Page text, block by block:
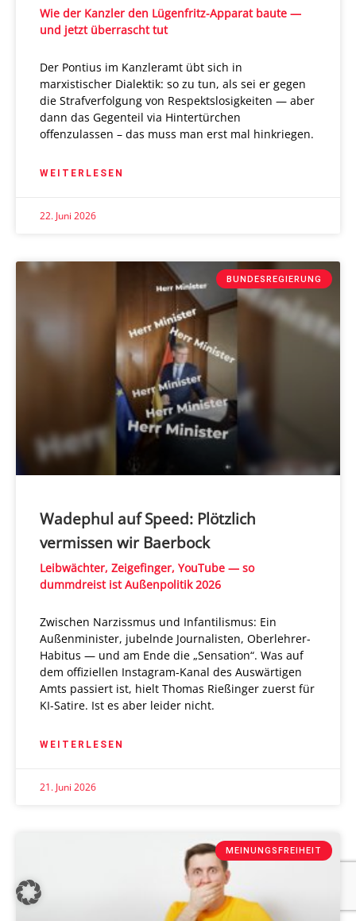
Wie der Kanzler den Lügenfritz-Apparat baute —
und jetzt überrascht tut
Der Pontius im Kanzleramt übt sich in
marxistischer Dialektik: so zu tun, als sei er gegen
die Strafverfolgung von Respektslosigkeiten — aber
dann das Gegenteil via Hintertürchen
offenzulassen – das muss man erst mal hinkriegen.
WEITERLESEN
22. Juni 2026
BUNDESREGIERUNG
Wadephul auf Speed: Plötzlich
vermissen wir Baerbock
Leibwächter, Zeigefinger, YouTube — so
dummdreist ist Außenpolitik 2026
Zwischen Narzissmus und Infantilismus: Ein
Außenminister, jubelnde Journalisten, Oberlehrer-
Habitus — und am Ende die „Sensation“. Was auf
dem offiziellen Instagram-Kanal des Auswärtigen
Amts passiert ist, hielt Thomas Rießinger zuerst für
KI-Satire. Ist es aber leider nicht.
WEITERLESEN
21. Juni 2026
MEINUNGSFREIHEIT